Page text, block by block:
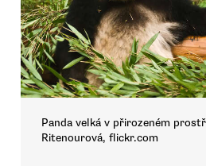
Panda velká v přirozeném
Ritenourová, flickr.com